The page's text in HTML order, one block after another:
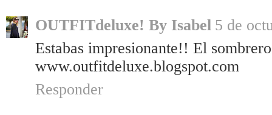
OUTFITdeluxe! By Isabel 5 de
Estabas impresionante!! El
www.outfitdeluxe.blogspot.com
Responder